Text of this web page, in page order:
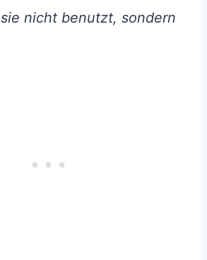
nicht benutzt, sondern